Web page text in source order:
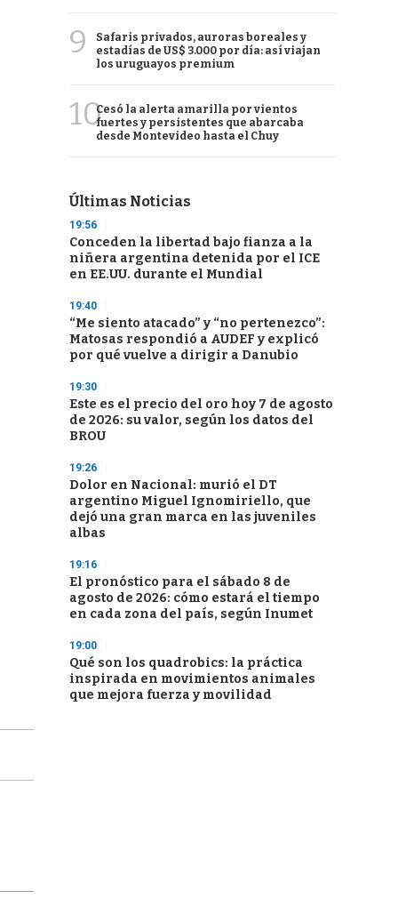
9
Safaris privados, auroras boreales y
estadías de US$ 3.000 por día: así viajan
los uruguayos premium
10Cesó la alerta amarilla por vientos
fuertes y persistentes que abarcaba
desde Montevideo hasta el Chuy
Últimas Noticias
19:56
Conceden la libertad bajo fianza a la
niñera argentina detenida por el ICE
en EE.UU. durante el Mundial
19:40
“Me siento atacado” y “no pertenezco”:
Matosas respondió a AUDEF y explicó
por qué vuelve a dirigir a Danubio
19:30
Este es el precio del oro hoy 7 de agosto
de 2026: su valor, según los datos del
BROU
19:26
Dolor en Nacional: murió el DT
argentino Miguel Ignomiriello, que
dejó una gran marca en las juveniles
albas
19:16
El pronóstico para el sábado 8 de
agosto de 2026: cómo estará el tiempo
en cada zona del país, según Inumet
19:00
Qué son los quadrobics: la práctica
inspirada en movimientos animales
que mejora fuerza y movilidad